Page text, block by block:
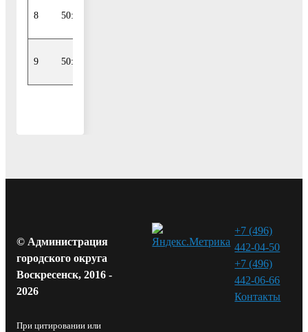
8 50:29:0030504:50
9 50:29:0030504:48
© Администрация
городского округа
Воскресенск, 2016 -
2026
При цитировании или
+7 (496)
442-04-50
+7 (496)
442-06-66
Контакты⁠